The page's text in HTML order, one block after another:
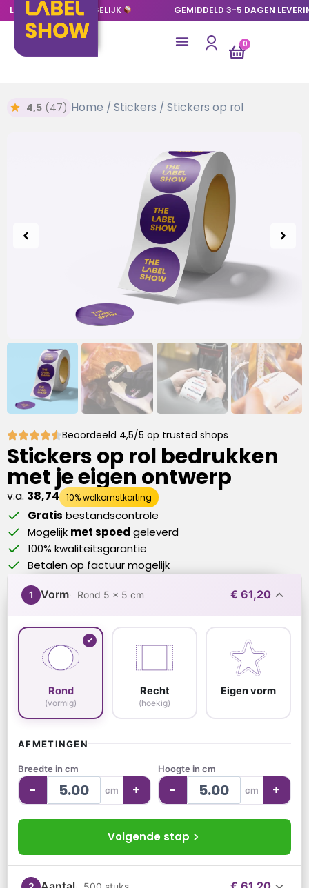
LAGE OPLAGES MOGELIJK GEMIDDELD 3-5 DAGEN
0
4,5(47) Home / Stickers / Stickers op rol
Beoordeeld 4,5/5 op trusted shops
Stickers op rol bedrukken
met je eigen ontwerp
v.a. 38,74 10% welkomstkorting
Gratis bestandscontrole
Mogelijk met spoed geleverd
100% kwaliteitsgarantie
Betalen op factuur mogelijk
1 Vorm Rond 5 x 5 cm € 61,20
Rond
(vormig)
Recht
(hoekig)
Eigen vorm
AFMETINGEN
Breedte in cm
- cm +
Hoogte in cm
- cm +
Volgende stap